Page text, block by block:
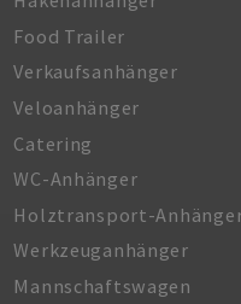
Food Trailer
Verkaufsanhänger
Veloanhänger
Catering
WC-Anhänger
Holztransport-
Werkzeuganhänger
Mannschaftswagen